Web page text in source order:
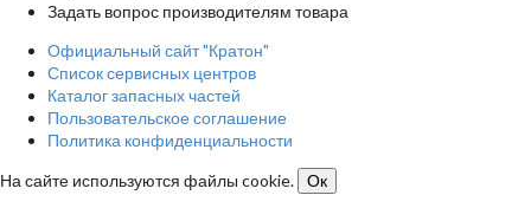
Задать вопрос производителям товара
Официальный сайт "Кратон"
Список сервисных центров
Каталог запасных частей
Пользовательское соглашение
Политика конфиденциальности
На сайте используются файлы cookie.
Ок